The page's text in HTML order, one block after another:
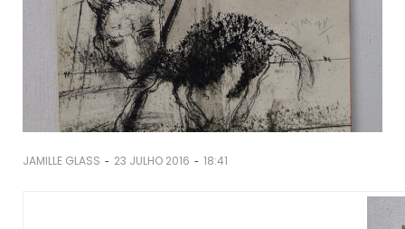
JAMILLE GLASS - 23 JULHO 2016 - 18:41